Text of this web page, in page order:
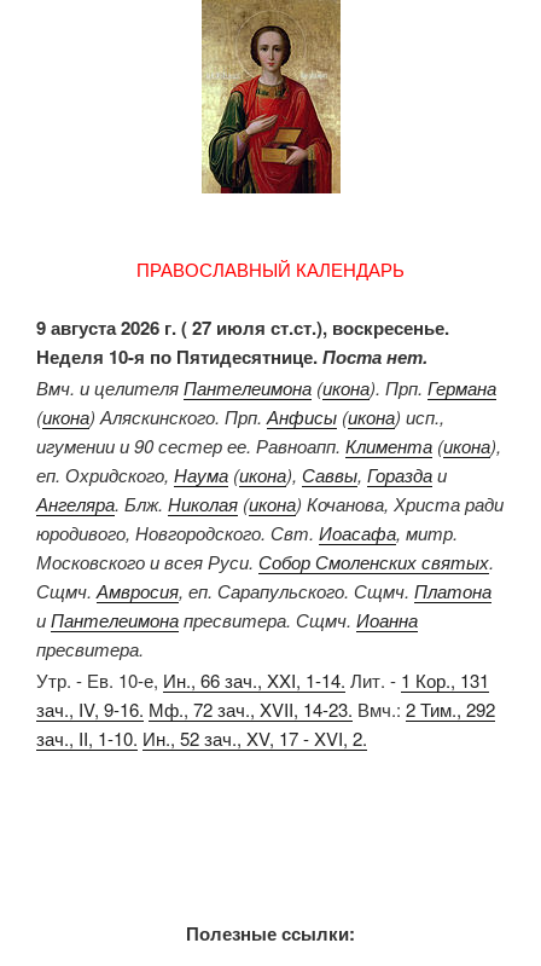
ПРАВОСЛАВНЫЙ КАЛЕНДАРЬ
9 августа 2026 г. ( 27 июля ст.ст.), воскресенье.
Неделя 10-я по Пятидесятнице.Поста нет.
Вмч. и целителяПантелеимона (икона). Прп. Германа
(икона) Аляскинского. Прп. Анфисы (икона) исп.,
игумении и 90 сестер ее. Равноапп. Климента (икона),
еп. Охридского, Наума (икона), Саввы, Гораздаи
Ангеляра. Блж. Николая (икона) Кочанова, Христа ради
юродивого, Новгородского. Свт. Иоасафа, митр.
Московского и всея Руси. Собор Смоленских святых.
Сщмч. Амвросия, еп. Сарапульского. Сщмч. Платона
иПантелеимонапресвитера. Сщмч. Иоанна
пресвитера.
Утр. - Ев. 10-е, Ин., 66 зач., XXI, 1-14. Лит. - 1 Кор., 131
зач., IV, 9-16. Мф., 72 зач., XVII, 14-23. Вмч.: 2 Тим., 292
зач., II, 1-10. Ин., 52 зач., XV, 17 - XVI, 2.
Полезные ссылки: